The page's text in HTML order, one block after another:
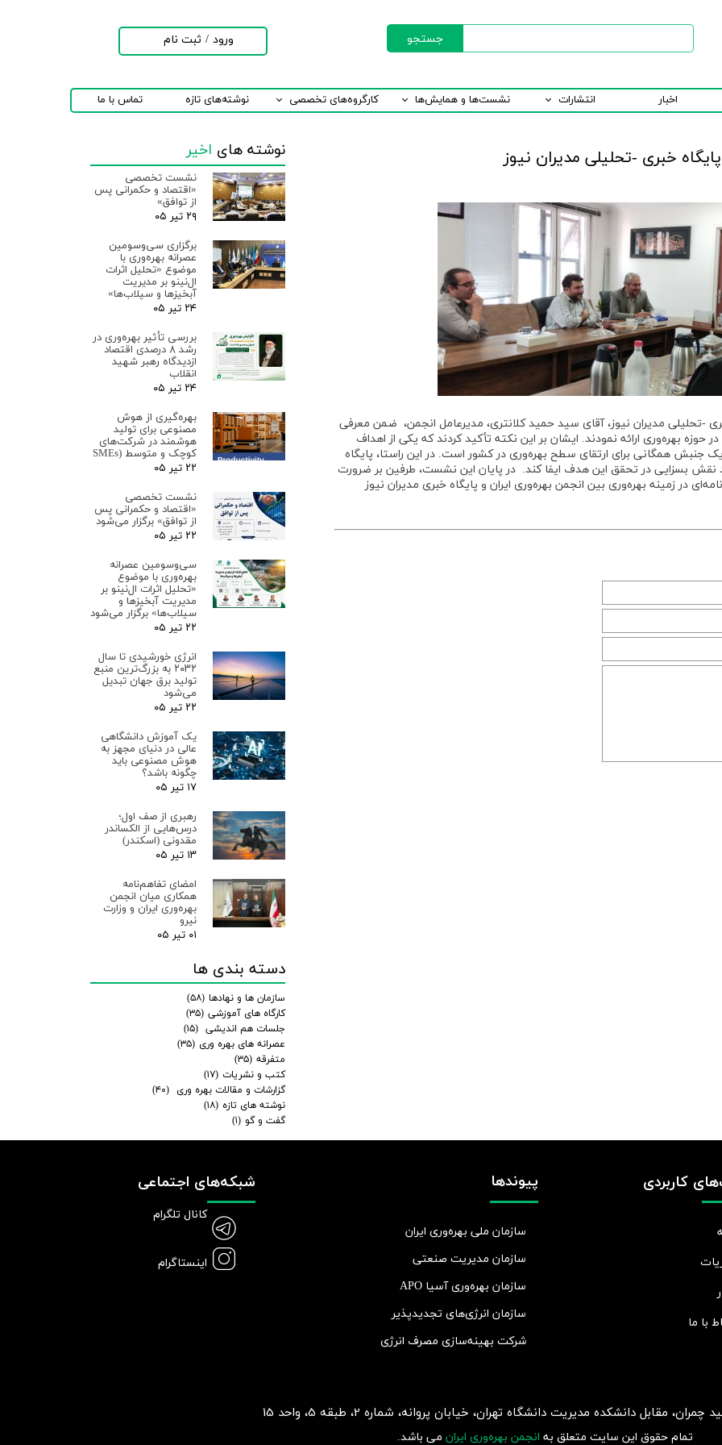
اخبار انتشارات نشست‌ها و همایش‌ها کارگروه‌های تخصصی نوشته‌های تازه تماس با ما
جستجو ورود / ثبت نام
تغییر گذر واژه
خروج از حساب
کاربری
خبری -تحلیلی مدیران نیوز
-تحلیلی مدیران نیوز، آقای سید حمید کلانتری، مدیرعامل انجمن، ضمن معرفی
حوزه بهره‌وری ارائه نمودند. ایشان بر این نکته تأکید کردند که یکی از اهداف
جنبش همگانی برای ارتقای سطح بهره‌وری در کشور است. در این راستا، پایگاه
نقش بسزایی در تحقق این هدف ایفا کند. در پایان این نشست، طرفین بر ضرورت
در زمینه بهره‌وری بین انجمن بهره‌وری ایران و پایگاه خبری مدیران نیوز
نوشته های اخیر
نشست تخصصی
«اقتصاد و حکمرانی پس
از توافق»
۲۹ تیر ۰۵
برگزاری سی‌وسومین
عصرانه بهره‌وری با
موضوع «تحلیل اثرات
ال‌نینو بر مدیریت
آبخیزها و سیلاب‌ها»
۲۴ تیر ۰۵
بررسی تأثیر بهره‌وری در
رشد ۸ درصدی اقتصاد
ازدیدگاه رهبر شهید
انقلاب
۲۴ تیر ۰۵
بهره‌گیری از هوش
مصنوعی برای تولید
هوشمند در شرکت‌های
کوچک و متوسط (SMEs
۲۲ تیر ۰۵
نشست تخصصی
«اقتصاد و حکمرانی پس
از توافق» برگزار می‌شود
۲۲ تیر ۰۵
سی‌وسومین عصرانه
بهره‌وری با موضوع
«تحلیل اثرات ال‌نینو بر
مدیریت آبخیزها و
سیلاب‌ها» برگزار می‌شود
۲۲ تیر ۰۵
انرژی خورشیدی تا سال
۲۰۳۲ به بزرگ‌ترین منبع
تولید برق جهان تبدیل
می‌شود
۲۲ تیر ۰۵
یک آموزش دانشگاهی
عالی در دنیای مجهز به
هوش مصنوعی باید
چگونه باشد؟
۱۷ تیر ۰۵
رهبری از صف اول؛
درس‌هایی از الکساندر
مقدونی (اسکندر)
۱۳ تیر ۰۵
امضای تفاهم‌نامه
همکاری میان انجمن
بهره‌وری ایران و وزارت
نیرو
۰۱ تیر ۰۵
دسته بندی ها
سازمان ها و نهادها (۵۸)
کارگاه های آموزشی (۳۵)
جلسات هم اندیشی (۱۵)
عصرانه های بهره وری (۳۵)
متفرقه (۳۵)
کتب و نشریات (۱۷)
گزارشات و مقالات بهره وری
(۴۰)
نوشته های تازه (۱۸)
گفت و گو (۱)
مقابل دانشکده مدیریت دانشگاه تهران، خیابان پروانه، شماره 2، طبقه 5، واحد 15
کاربردی
با ما
پیوندها
سازمان ملی بهره‌وری ایران
سازمان مدیریت صنعتی
سازمان بهره‌وری آسیا APO
سازمان انرژی‌های تجدیدپذیر
شرکت بهينه‌سازی مصرف انرژی
شبکه‌های اجتماعی
کانال تلگرام
اینستاگرام
تمام حقوق این سایت متعلق به انجمن بهره‌وری ایران می باشد.